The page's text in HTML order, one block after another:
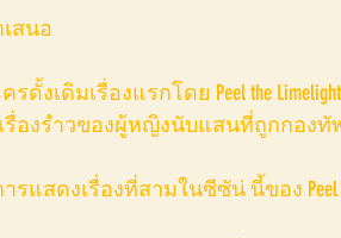
สนอ
ครดั้งเดิมเรื่องแรกโดย Peel the Limelight
รื่องรำวของผู้หญิงนับแสนที่ถูกกอง
การแสดงเรื่องที่สามในซีซัน่ นี้ของ